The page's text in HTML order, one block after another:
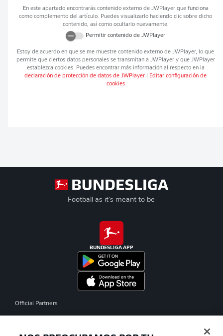
En este apartado encontrarás contenido externo de JWPlayerque funciona
como complemento del artículo. Puedes visualizarlo haciendo clic sobre dicho
contenido, así como ocultarlo nuevamente.
Permitir contenido de JWPlayer
Estoy de acuerdo en que se me muestre contenido externo de JWPlayer, lo que
permite que ciertos datos personales se transmitan a JWPlayery que JWPlayer
establezca cookies. Puedes encontrar más información al respecto en la
declaración de protección de datos de JWPlayer
Editar configuración de
cookies
Football as it's meant to be
BUNDESLIGA APP
Official Partners